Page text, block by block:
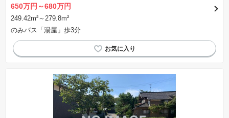
650万円～680万円
249.42m²～279.8m²
のみバス「湯屋」歩3分